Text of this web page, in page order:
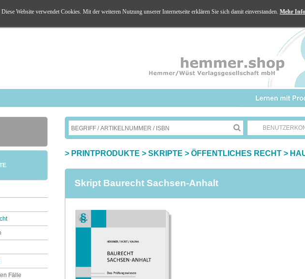
Fälle
> PRINTPRODUKTE > SKRIPTE > ÖFFENTLICHES RECHT >
Skript Baurecht Sachsen-Anhalt
Diese Website verwendet Cookies. Mit der weiteren Nutzung unserer Internetseite erklären Sie sich damit einverstanden.Mehr